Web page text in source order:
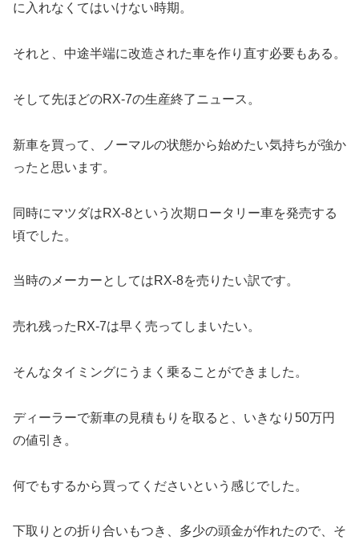
に入れなくてはいけない時期。
それと、中途半端に改造された車を作り直す必要もある。
そして先ほどのRX-7の生産終了ニュース。
新車を買って、ノーマルの状態から始めたい気持ちが強か
ったと思います。
同時にマツダはRX-8という次期ロータリー車を発売する
頃でした。
当時のメーカーとしてはRX-8を売りたい訳です。
売れ残ったRX-7は早く売ってしまいたい。
そんなタイミングにうまく乗ることができました。
ディーラーで新車の見積もりを取ると、いきなり50万円
の値引き。
何でもするから買ってくださいという感じでした。
下取りとの折り合いもつき、多少の頭金が作れたので、そ